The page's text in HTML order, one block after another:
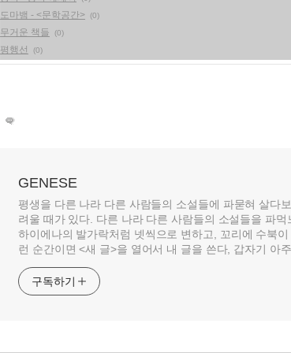
도마뱀 - <문학공간> (0)
무거운 책들 (0)
평행선 (0)
GENESE
평생을 다른 나라 다른 사람들의 소설들에 파묻혀 살다
려울 때가 있다. 다른 나라 다른 사람들의 소설들을 파
하이에나의 발가락처럼 넷씩으로 변하고, 꼬리에 수북
런 순간이면 <새 글>을 열어서 내 글을 쓴다, 갑자기 아주
구독하기